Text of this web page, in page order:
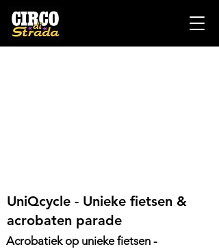
UniQcycle - Unieke fietsen &
acrobaten parade
Acrobatiek op unieke fietsen -